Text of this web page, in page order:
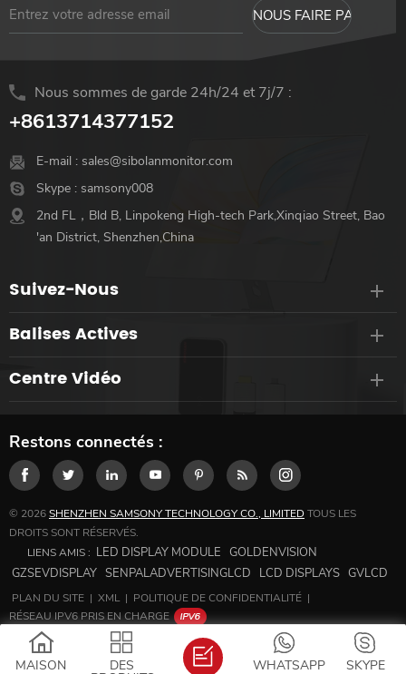
Nous sommes de garde 24h/24 et 7j/7 :
+8613714377152
E-mail : sales@sibolanmonitor.com
Skype : samsony008
2nd FL，Bld B, Linpokeng High-tech Park,Xinqiao Street, Bao
'an District, Shenzhen,China
Suivez-Nous
Balises Actives
Centre Vidéo
Restons connectés :
© 2026SHENZHEN SAMSONY TECHNOLOGY CO., LIMITED TOUS LES
DROITS SONT RÉSERVÉS.
LIENS AMIS : LED DISPLAY MODULE GOLDENVISION
GZSEVDISPLAY SENPALADVERTISINGLCD LCD DISPLAYS GVLCD
PLAN DU SITE | XML | POLITIQUE DE CONFIDENTIALITÉ |
RÉSEAU IPV6 PRIS EN CHARGE
MAISON DES SKYPE
WHATSAPP